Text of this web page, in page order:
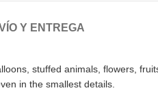
Y ENTREGA
stuffed animals, flowers,
in the smallest details.